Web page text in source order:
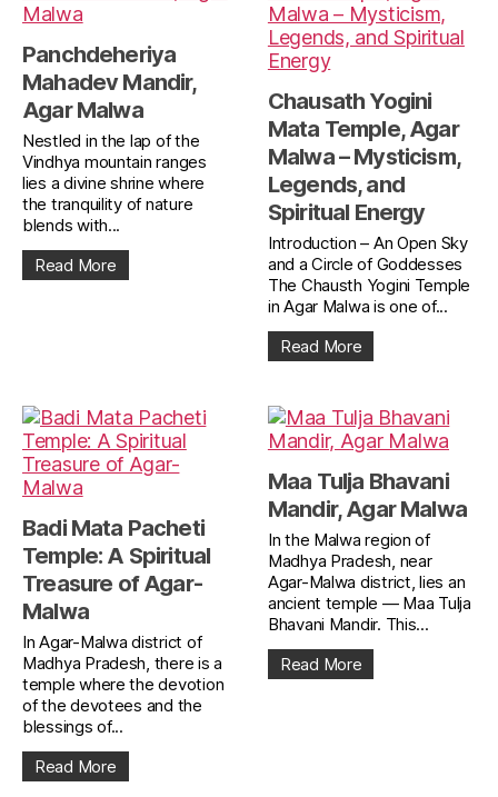
Panchdeheriya
Mahadev Mandir,
Agar Malwa
Nestled in the lap of the
Vindhya mountain ranges
lies a divine shrine where
the tranquility of nature
blends with...
Read More
Chausath Yogini
Mata Temple, Agar
Malwa – Mysticism,
Legends, and
Spiritual Energy
Introduction – An Open Sky
and a Circle of Goddesses
The Chausth Yogini Temple
in Agar Malwa is one of...
Read More
Badi Mata Pacheti
Temple: A Spiritual
Treasure of Agar-
Malwa
In Agar-Malwa district of
Madhya Pradesh, there is a
temple where the devotion
of the devotees and the
blessings of...
Read More
Maa Tulja Bhavani
Mandir, Agar Malwa
In the Malwa region of
Madhya Pradesh, near
Agar-Malwa district, lies an
ancient temple — Maa Tulja
Bhavani Mandir. This...
Read More